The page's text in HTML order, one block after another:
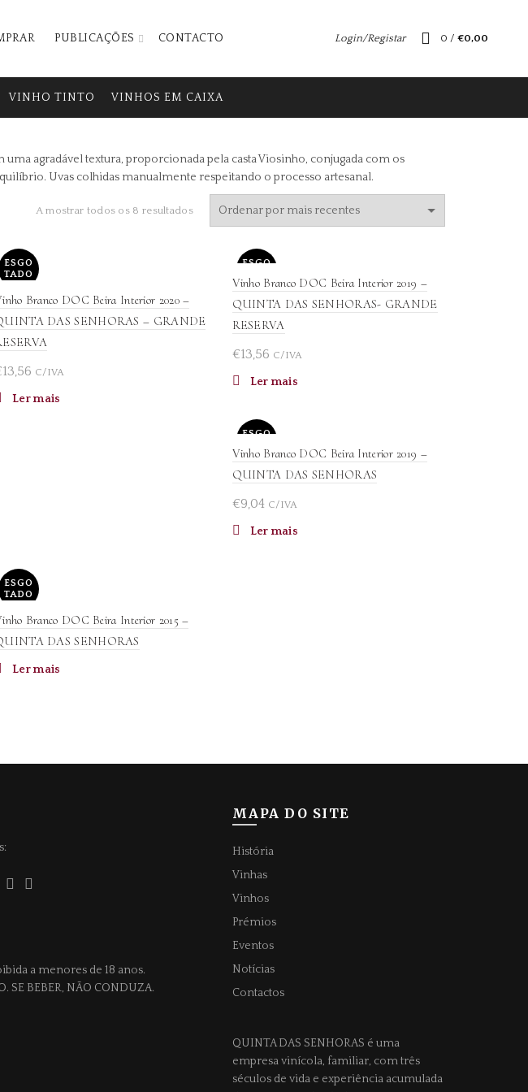
PUBLICAÇÕES CONTACTO Login/Registar 0 / €0,00
VINHO TINTO VINHOS EM CAIXA
agradável textura, proporcionada pela casta Viosinho, conjugada com os
Uvas colhidas manualmente respeitando o processo artesanal.
A mostrar todos os 8 resultadosOrdenado
por
ESGO
TADO
Branco DOC Beira Interior 2020 –
DAS SENHORAS – GRANDE
13,56 C/IVA
Ler mais
ESGO
Vinho Branco DOC Beira Interior 2019 –
QUINTA DAS SENHORAS- GRANDE
RESERVA
€13,56 C/IVA
Ler mais
ESGO
Vinho Branco DOC Beira Interior 2019 –
QUINTA DAS SENHORAS
€9,04 C/IVA
Ler mais
ESGO
TADO
Branco DOC Beira Interior 2015 –
DAS SENHORAS
Ler mais
a menores de 18 anos.
SE BEBER, NÃO CONDUZA.
MAPA DO SITE
História
Vinhas
Vinhos
Prémios
Eventos
Notícias
Contactos
QUINTA DAS SENHORAS é uma
empresa vinícola, familiar, com três
séculos de vida e experiência acumulada